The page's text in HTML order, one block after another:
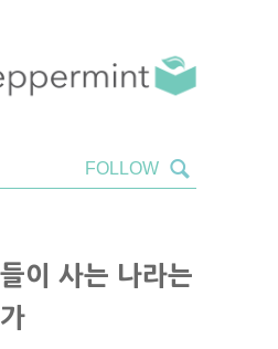
이 사는 나라는